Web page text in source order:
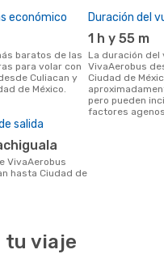
económico
para volar con
Culiacan y
de México.
Duración del
1 h y 55 m
La duración del vuelo con
VivaAerobus
Ciudad de
pero pueden
factores
salida
hasta Ciudad de
tu viaje